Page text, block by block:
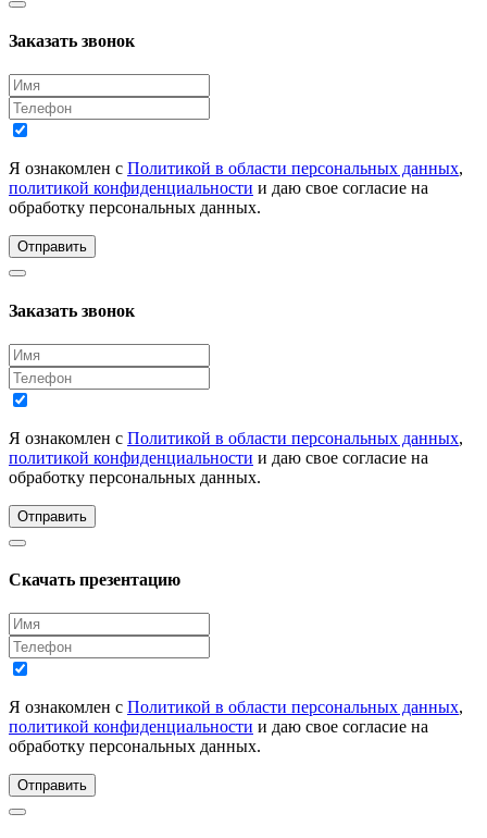
Заказать звонок
Я ознакомлен с Политикой в области персональных данных,
политикой конфиденциальности и даю свое согласие на
обработку персональных данных.
Отправить
Заказать звонок
Я ознакомлен с Политикой в области персональных данных,
политикой конфиденциальности и даю свое согласие на
обработку персональных данных.
Отправить
Скачать презентацию
Я ознакомлен с Политикой в области персональных данных,
политикой конфиденциальности и даю свое согласие на
обработку персональных данных.
Отправить